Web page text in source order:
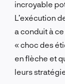
incroyable
L’exécution
a conduit à
« choc des
en flèche et
leurs